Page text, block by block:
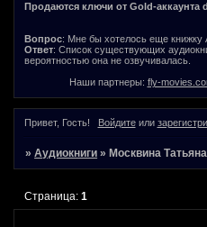
Продаются ключи от Gold-аккаунта
Вопрос: Мне бы хотелось еще книжку
Ответ: Список существующих
вероятностью она не озвучивалась.
Наши партнеры: fly-
Привет, Гость! Войдитеили
»Аудиокниги » Москвина Татьяна
Страница:1